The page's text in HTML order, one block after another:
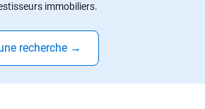
immobiliers.
recherche →